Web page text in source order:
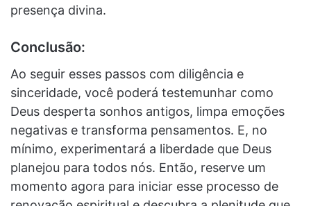
presença divina.
Conclusão:
Ao seguir esses passos com diligência e
sinceridade, você poderá testemunhar como
Deus desperta sonhos antigos, limpa emoções
negativas e transforma pensamentos. E, no
mínimo, experimentará a liberdade que Deus
planejou para todos nós. Então, reserve um
momento agora para iniciar esse processo de